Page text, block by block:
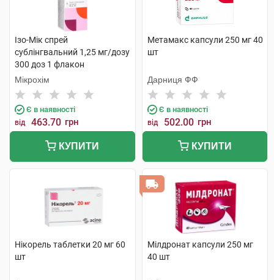
Ізо-Мік спрей
сублінгвальний 1,25 мг/дозу
300 доз 1 флакон
Мікрохім
Є в наявності
від 463.70 грн
КУПИТИ
Метамакс капсули 250 мг 40
шт
Дарниця ФФ
Є в наявності
від 502.00 грн
КУПИТИ
Нікорель таблетки 20 мг 60
шт
Мілдронат капсули 250 мг
40 шт